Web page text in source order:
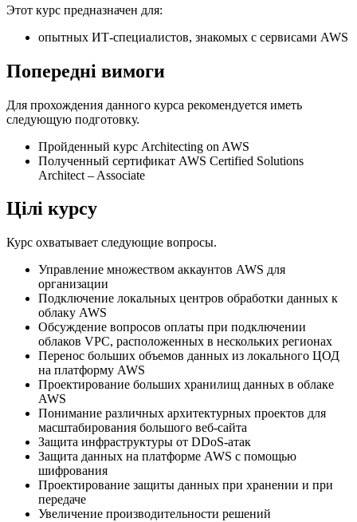
Этот курс предназначен для:
опытных ИТ-специалистов, знакомых с сервисами AWS
Попередні вимоги
Для прохождения данного курса рекомендуется иметь
следующую подготовку.
Пройденный курс Architecting on AWS
Полученный сертификат AWS Certified Solutions
Architect – Associate
Цілі курсу
Курс охватывает следующие вопросы.
Управление множеством аккаунтов AWS для
организации
Подключение локальных центров обработки данных к
облаку AWS
Обсуждение вопросов оплаты при подключении
облаков VPC, расположенных в нескольких регионах
Перенос больших объемов данных из локального ЦОД
на платформу AWS
Проектирование больших хранилищ данных в облаке
AWS
Понимание различных архитектурных проектов для
масштабирования большого веб-сайта
Защита инфраструктуры от DDoS-атак
Защита данных на платформе AWS с помощью
шифрования
Проектирование защиты данных при хранении и при
передаче
Увеличение производительности решений